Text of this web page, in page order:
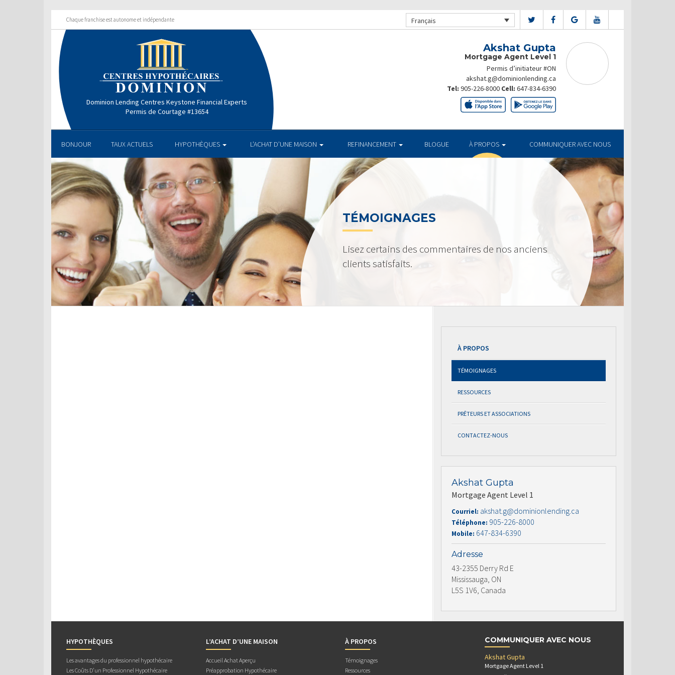
Chaque franchise est autonome et indépendante Français
Dominion Lending Centres Keystone Financial Experts
Permis de Courtage #13654
Akshat Gupta
Mortgage Agent Level 1
Permis d’initiateur #ON
akshat.g@dominionlending.ca
Tel: 905-226-8000 Cell: 647-834-6390
BONJOUR TAUX ACTUELS HYPOTHÈQUES L’ACHAT D’UNE MAISON REFINANCEMENT BLOGUE À PROPOS COMMUNIQUER AVEC NOUS
TÉMOIGNAGES
Lisez certains des commentaires de nos anciens
clients satisfaits.
À PROPOS
TÉMOIGNAGES
RESSOURCES
PRÊTEURS ET ASSOCIATIONS
CONTACTEZ-NOUS
Akshat Gupta
Mortgage Agent Level 1
Courriel: akshat.g@dominionlending.ca
Téléphone: 905-226-8000
Mobile: 647-834-6390
Adresse
43-2355 Derry Rd E
Mississauga, ON
L5S 1V6, Canada
HYPOTHÈQUES
Les avantages du professionnel hypothécaire
Les Coûts D’un Professionnel Hypothécaire
L’ACHAT D’UNE MAISON
Accueil Achat Aperçu
Préapprobation Hypothécaire
À PROPOS
Témoignages
Ressources
COMMUNIQUER AVEC NOUS
Akshat Gupta
Mortgage Agent Level 1